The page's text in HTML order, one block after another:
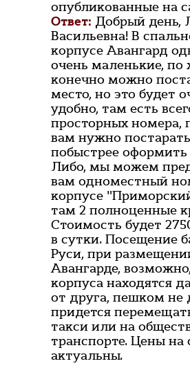
опубликованные на
Ответ: Добрый день,
Васильевна! В
корпусе Авангард
очень маленькие,
конечно можно
место, но это будет
удобно, там есть
просторных номера,
вам нужно
побыстрее оформить
Либо, мы можем
вам одноместный
корпусе
там 2 полноценные
Стоимость будет
в сутки. Посещение
Руси, при
Авангарде,
корпуса находятся
от друга, пешком не
придется
такси или на
транспорте. Цены на
актуальны.